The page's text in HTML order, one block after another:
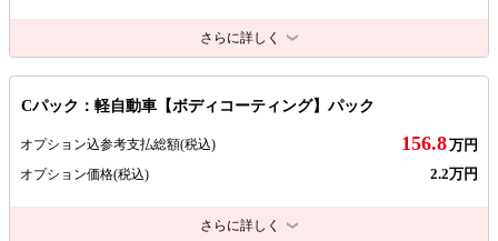
さらに詳しく
Cパック：軽自動車【ボディコーティング】パック
オプション込参考支払総額(税込) 156.8万円
オプション価格(税込) 2.2万円
さらに詳しく